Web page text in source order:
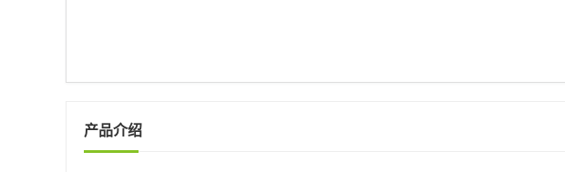
产品介绍